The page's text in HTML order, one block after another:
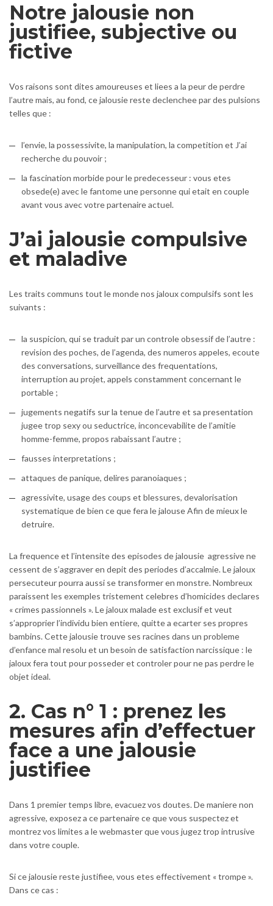
Notre jalousie non
justifiee, subjective ou
fictive
Vos raisons sont dites amoureuses et liees a la peur de perdre
l’autre mais, au fond, ce jalousie reste declenchee par des pulsions
telles que :
l’envie, la possessivite, la manipulation, la competition et J’ai
recherche du pouvoir ;
la fascination morbide pour le predecesseur : vous etes
obsede(e) avec le fantome une personne qui etait en couple
avant vous avec votre partenaire actuel.
J’ai jalousie compulsive
et maladive
Les traits communs tout le monde nos jaloux compulsifs sont les
suivants :
la suspicion, qui se traduit par un controle obsessif de l’autre :
revision des poches, de l’agenda, des numeros appeles, ecoute
des conversations, surveillance des frequentations,
interruption au projet, appels constamment concernant le
portable ;
jugements negatifs sur la tenue de l’autre et sa presentation
jugee trop sexy ou seductrice, inconcevabilite de l’amitie
homme-femme, propos rabaissant l’autre ;
fausses interpretations ;
attaques de panique, delires paranoiaques ;
agressivite, usage des coups et blessures, devalorisation
systematique de bien ce que fera le jalouse Afin de mieux le
detruire.
La frequence et l’intensite des episodes de jalousie agressive ne
cessent de s’aggraver en depit des periodes d’accalmie. Le jaloux
persecuteur pourra aussi se transformer en monstre. Nombreux
paraissent les exemples tristement celebres d’homicides declares
« crimes passionnels ». Le jaloux malade est exclusif et veut
s’approprier l’individu bien entiere, quitte a ecarter ses propres
bambins. Cette jalousie trouve ses racines dans un probleme
d’enfance mal resolu et un besoin de satisfaction narcissique : le
jaloux fera tout pour posseder et controler pour ne pas perdre le
objet ideal.
2. Cas n° 1 : prenez les
mesures afin d’effectuer
face a une jalousie
justifiee
Dans 1 premier temps libre, evacuez vos doutes. De maniere non
agressive, exposez a ce partenaire ce que vous suspectez et
montrez vos limites a le webmaster que vous jugez trop intrusive
dans votre couple.
Si ce jalousie reste justifiee, vous etes effectivement « trompe ».
Dans ce cas :